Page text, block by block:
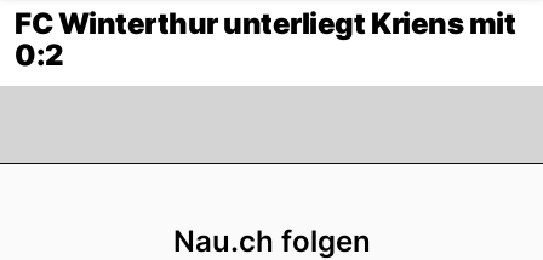
FC Winterthur unterliegt Kriens mit
0:2
Nau.ch folgen